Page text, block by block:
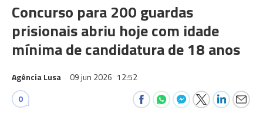
Concurso para 200 guardas
prisionais abriu hoje com idade
mínima de candidatura de 18 anos
Agência Lusa 09 jun 2026 12:52
0